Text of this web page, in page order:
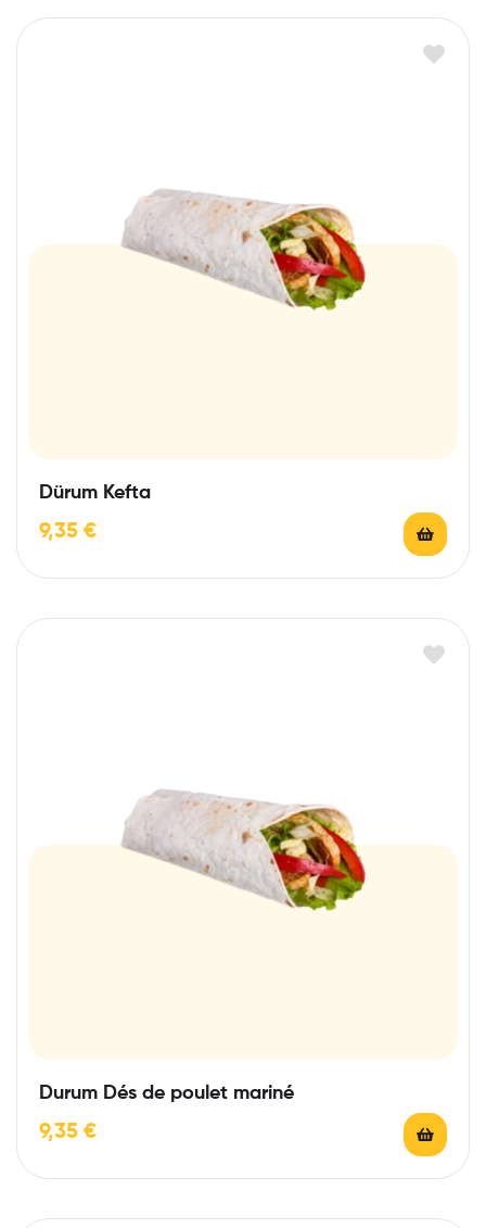
Dürum Kefta
9,35 €
Durum Dés de poulet mariné
9,35 €